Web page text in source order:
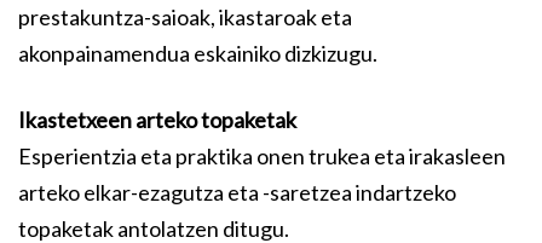
prestakuntza-saioak, ikastaroak eta
akonpainamendua eskainiko dizkizugu.
Ikastetxeen arteko topaketak
Esperientzia eta praktika onen trukea eta irakasleen
arteko elkar-ezagutza eta -saretzea indartzeko
topaketak antolatzen ditugu.